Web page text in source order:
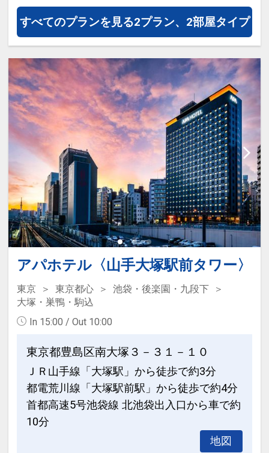
るスペースを確保したオリジナルベッド
「Cloud fit SP」 ※DXツインは「Cloud
fit」
■リュックサック等を掛けるフックを設
けた多機能姿見を設置し、空間を立体的
に活用
■50型以上大型液晶テレビ ※DXツインは
65型
■BBCワールドニュース 無料放映
■空気中の花粉やカビ菌などのウイルス
を無効化し、脱臭効果のある「ナノイー
Ｘ」を搭載し、従来機より人にやさしい
風の流れを追求した新型エアコンを設置
■通常の浴槽より約20％節水可能かつ、
ゆったり入浴できるオリジナルユニット
バスを採用
■通信速度とセキュリティの面で優れた
Wi-Fi無料接続
■照明スイッチ類、空調リモコンを枕元
のヘッドボードに集約
【館内案内】
■電子レンジ
■製氷機
■ズボンプレッサー 各階
■屋外喫煙所
※コインランドリーはございません
内】
当館では地球環境に優しいホテル運営の
ため、連泊時の清掃はご希望の場合のみ
実施させていただきます。
清掃をご希望の場合は朝9時までに「清
掃希望札」のマグネットをドアの外に貼
っていただきますようお願いいたしま
す。
※シーツなどの寝具類は交換いたしませ
ん。
尚、衛生面の観点から3泊毎にシーツ交
換を含めた清掃は「清掃希望札」の掲示
が無い場合でも実施させていただきま
す。
何卒、ご理解のほどよろしくお願い申し
【お部屋案内】
■全室禁煙（屋外喫煙スペースあり）
■温水洗浄便座(便座ヒーター機能なし)
るスペースを確保したオリジナルベッド
「Cloud fit SP」 ※DXツインは「Cloud
fit」
■リュックサック等を掛けるフックを設
けた多機能姿見を設置し、空間を立体的
に活用
■50型以上大型液晶テレビ ※DXツイン
すべてのプランを見る2プラン、2部屋タイプ
アパホテル〈山手大塚駅前タワー〉
東京 東京都心
池袋・後楽園・九段下
大塚・巣鴨・駒込
In 15:00 / Out 10:00
東京都豊島区南大塚３－３１－１０
ＪＲ山手線「大塚駅」から徒歩で約3分
都電荒川線「大塚駅前駅」から徒歩で約4分
首都高速5号池袋線 北池袋出入口から車で約
10分
地図